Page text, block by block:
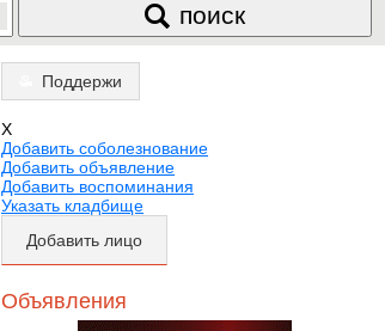
поиск
Поддержи
X
Добавить соболезнование
Добавить объявление
Добавить воспоминания
Указать кладбище
Добавить лицо
Объявления